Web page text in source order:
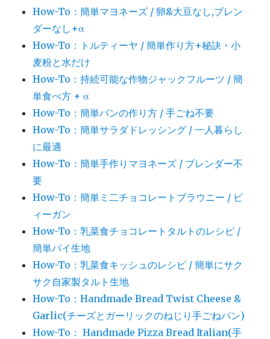
How-To：簡単マヨネーズ / 卵&大豆なし,ブレン
ダーなし+α
How-To：トルティーヤ / 簡単作り方+秘訣・小
麦粉と水だけ
How-To：持続可能な作物ジャックフルーツ / 簡
単食べ方 + α
How-To：簡単パンの作り方 / 手ごね不要
How-To：簡単サラダドレッシング / 一人暮らし
に最適
How-To：簡単手作りマヨネーズ / ブレンダー不
要
How-To：簡単ミ二チョコレートブラウニー / ビ
ィーガン
How-To：乳菜食チョコレートタルトのレシピ /
簡単パイ生地
How-To：乳菜食キッシュのレシピ / 簡単にサク
サク自家製タルト生地
How-To：Handmade Bread Twist Cheese &
Garlic(チーズとガーリックのねじり手ごねパン)
How-To： Handmade Pizza Bread Italian(手